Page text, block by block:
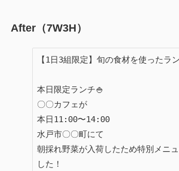
After（7W3H）
【1日3組限定】旬の食材を使ったラ
本日限定ランチ🍚
〇〇カフェが
本日11:00〜14:00
水戸市〇〇町にて
朝採れ野菜が入荷したため特別メニ
した！